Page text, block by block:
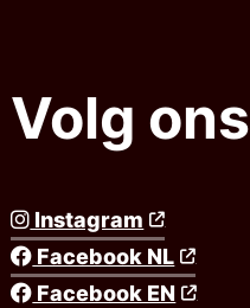
Volg ons
Instagram
Facebook NL
Facebook EN